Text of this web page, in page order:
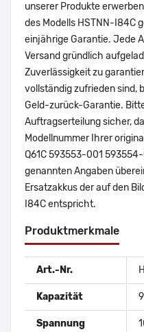
unserer Produkte
des Modells HSTNN-I84C
einjährige Garantie. Jede
Versand gründlich
Zuverlässigkeit zu
vollständig zufrieden sind,
Geld-zurück-Garantie.
Auftragserteilung sicher,
Modellnummer Ihrer
Q61C 593553-001
genannten Angaben
Ersatzakkus der auf den
I84C entspricht.
Produktmerkmale
Art.-Nr.
Kapazität
Spannung